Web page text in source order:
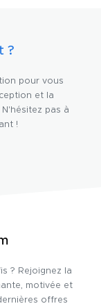
?
pour vous
et la
pas à
!
? Rejoignez la
motivée et
offres